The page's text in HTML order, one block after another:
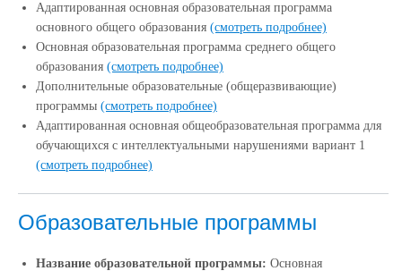
Адаптированная основная образовательная программа
основного общего образования (смотреть подробнее)
Основная образовательная программа среднего общего
образования (смотреть подробнее)
Дополнительные образовательные (общеразвивающие)
программы (смотреть подробнее)
Адаптированная основная общеобразовательная программа для
обучающихся с интеллектуальными нарушениями вариант 1
(смотреть подробнее)
Образовательные программы
Название образовательной программы: Основная